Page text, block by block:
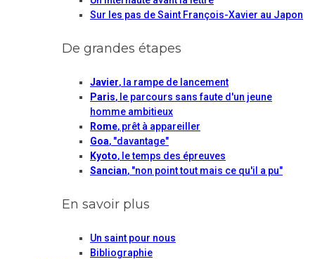
Sur les pas de Saint François-Xavier au Japon
De grandes étapes
Javier, la rampe de lancement
Paris, le parcours sans faute d'un jeune
homme ambitieux
Rome, prêt à appareiller
Goa, "davantage"
Kyoto, le temps des épreuves
Sancian, "non point tout mais ce qu'il a pu"
En savoir plus
Un saint pour nous
Bibliographie